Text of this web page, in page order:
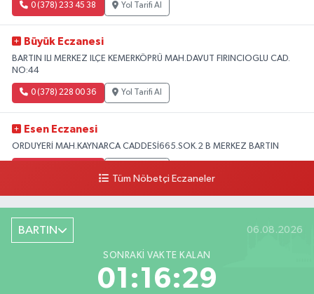
0 (378) 233 45 38 Yol Tarifi Al
Büyük Eczanesi
BARTIN ILI MERKEZ ILÇE KEMERKÖPRÜ MAH.DAVUT FIRINCIOGLU CAD.
NO:44
0 (378) 228 00 36 Yol Tarifi Al
Esen Eczanesi
ORDUYERİ MAH.KAYNARCA CADDESİ665.SOK.2 B MERKEZ BARTIN
0 (378) 227 85 45
Tüm Nöbetçi Eczaneler
BARTIN 06.08.2026
SONRAKI VAKTE KALAN
01:16:28